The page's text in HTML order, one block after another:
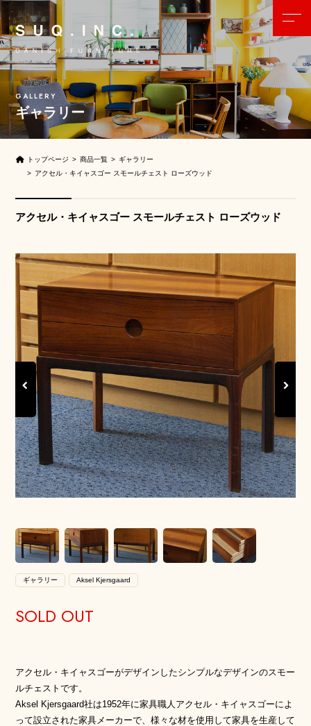
ギャラリー
トップページ 商品一覧
ギャラリー
アクセル・キイャスゴー スモールチェスト ローズウッド
アクセル・キイャスゴー スモールチェスト ローズウッド
Previous
ギャラリー Aksel Kjersgaard
SOLD OUT
アクセル・キイャスゴーがデザインしたシンプルなデザインのスモー
ルチェストです。
Aksel Kjersgaard社は1952年に家具職人アクセル・キイャスゴーによ
って設立された家具メーカーで、様々な材を使用して家具を生産して